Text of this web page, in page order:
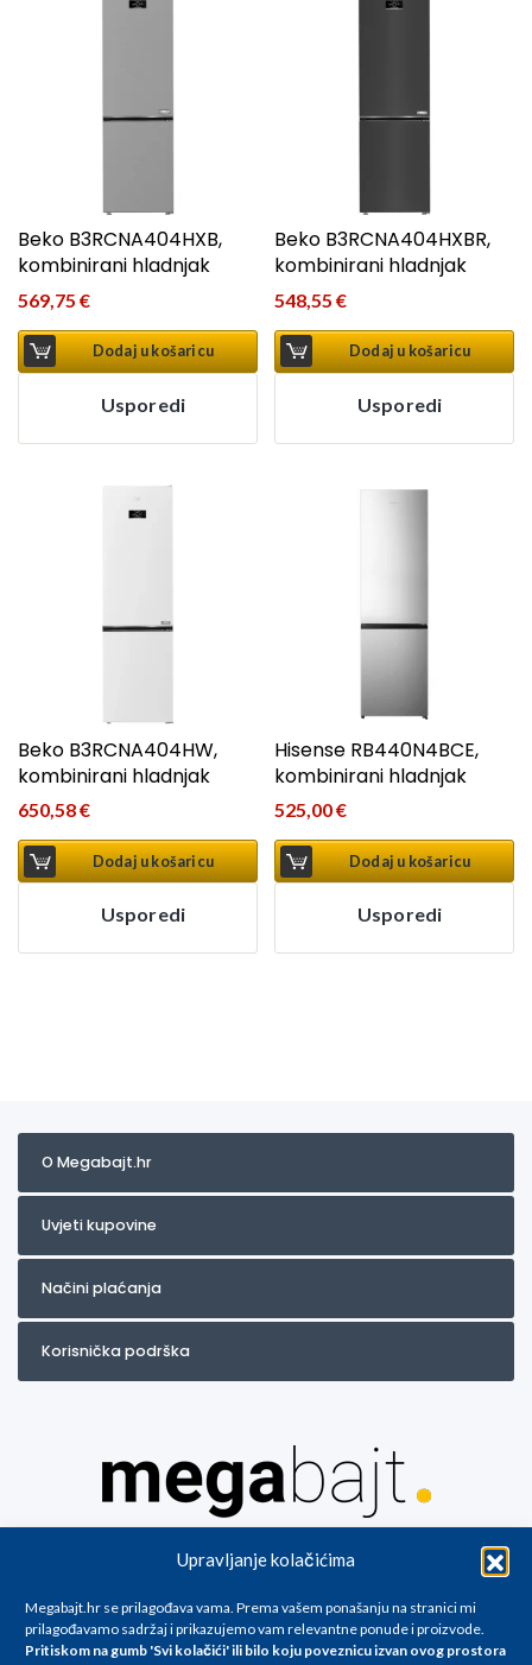
Upravljanje kolačićima
Megabajt.hr se prilagođava vama. Prema vašem ponašanju na stranici mi
prilagođavamo sadržaj i prikazujemo vam relevantne ponude i proizvode.
Pritiskom na gumb 'Svi kolačići' ili bilo koju poveznicu izvan ovog prostora
Beko B3RCNA404HXB,
kombinirani hladnjak
569,75 €
Dodaj u košaricu
Usporedi
Beko B3RCNA404HXBR,
kombinirani hladnjak
548,55€
Dodaj u košaricu
Usporedi
Beko B3RCNA404HW,
kombinirani hladnjak
650,58€
Dodaj u košaricu
Usporedi
Hisense RB440N4BCE,
kombinirani hladnjak
525,00€
Dodaj u košaricu
Usporedi
O Megabajt.hr
Uvjeti kupovine
Načini plaćanja
Korisnička podrška
Za artikle kojih trenutno nema u ponudi obratite nam se na
info@megabajt.hr. Sve cijene su informativnog karaktera i podložne su
promjenama, a
iskazane su za avansno plaćanje(gotovina) u Eurima i uključuju PDV. Sve
cijene su iskazane isključivo za kupovinu putem webshop-a i mogu